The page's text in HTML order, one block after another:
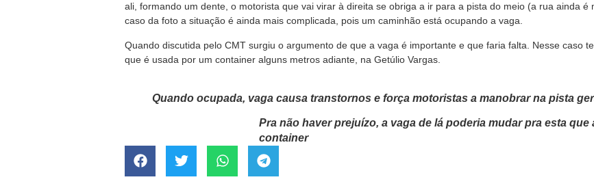
ali, formando um dente, o motorista que vai virar à direita se obriga a ir para a pista do meio (a rua ainda
caso da foto a situação é ainda mais complicada, pois um caminhão está ocupando a vaga.
Quando discutida pelo CMT surgiu o argumento de que a vaga é importante e que faria falta. Nesse caso
que é usada por um container alguns metros adiante, na Getúlio Vargas.
Quando ocupada, vaga causa transtornos e força motoristas a manobrar na pista
Pra não haver prejuízo, a vaga de lá poderia mudar pra esta que
container